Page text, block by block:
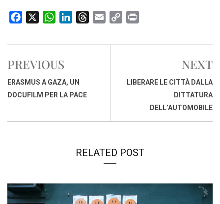
c
b
o
o
W
a
s
A
p
n
d
I
r
a
p
i
PREVIOUS
ERASMUS A GAZA, UN
DOCUFILM PER LA PACE
NEXT
LIBERARE LE CITTÀ DALLA
DITTATURA
DELL’AUTOMOBILE
RELATED POST